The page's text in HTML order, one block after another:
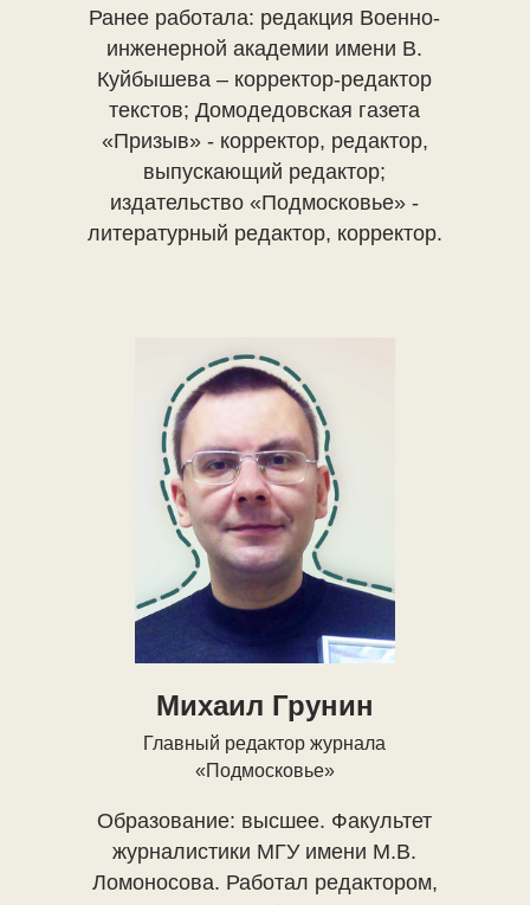
Ранее работала: редакция Военно-
инженерной академии имени В.
Куйбышева – корректор-редактор
текстов; Домодедовская газета
«Призыв» - корректор, редактор,
выпускающий редактор;
издательство «Подмосковье» -
литературный редактор, корректор.
Михаил Грунин
Главный редактор журнала
«Подмосковье»
Образование: высшее. Факультет
журналистики МГУ имени М.В.
Ломоносова. Работал редактором,